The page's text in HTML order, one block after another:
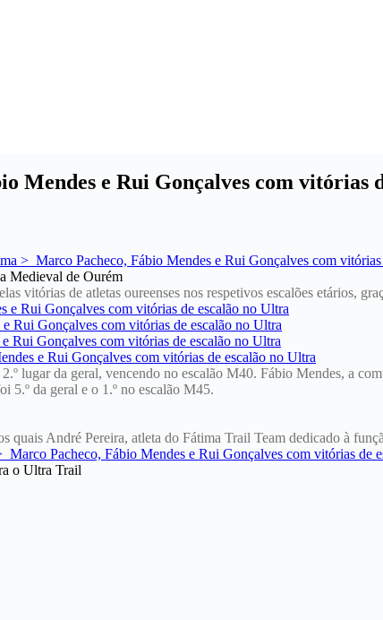
Mendes e Rui Gonçalves com vitórias
Medieval de Ourém
vitórias de atletas oureenses nos respetivos escalões etários,
lugar da geral, vencendo no escalão M40. Fábio Mendes, a
5.º da geral e o 1.º no escalão M45.
André Pereira, atleta do Fátima Trail Team dedicado à
o Ultra Trail